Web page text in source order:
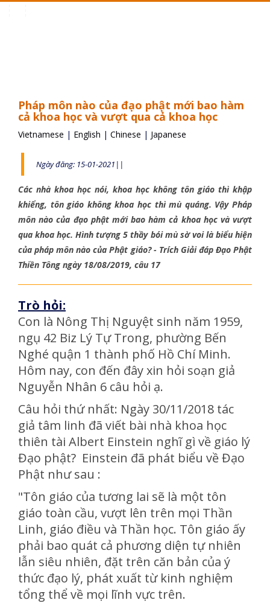
Pháp môn nào của đạo phật mới bao hàm
cả khoa học và vượt qua cả khoa học
Vietnamese | English | Chinese | Japanese
Ngày đăng: 15-01-2021||
Các nhà khoa học nói, khoa học không tôn giáo thì khập
khiểng, tôn giáo không khoa học thì mù quáng. Vậy Pháp
môn nào của đạo phật mới bao hàm cả khoa học và vượt
qua khoa học. Hình tượng 5 thầy bói mù sờ voi là biểu hiện
của pháp môn nào của Phật giáo? - Trích Giải đáp Đạo Phật
Thiền Tông ngày 18/08/2019, câu 17
Trò hỏi:
Con là Nông Thị Nguyệt sinh năm 1959,
ngụ 42 Biz Lý Tự Trong, phường Bến
Nghé quận 1 thành phố Hồ Chí Minh.
Hôm nay, con đến đây xin hỏi soạn giả
Nguyễn Nhân 6 câu hỏi ạ.
Câu hỏi thứ nhất: Ngày 30/11/2018 tác
giả tâm linh đã viết bài nhà khoa học
thiên tài Albert Einstein nghĩ gì về giáo lý
Đạo phật? Einstein đã phát biểu về Đạo
Phật như sau :
"Tôn giáo của tương lai sẽ là một tôn
giáo toàn cầu, vượt lên trên mọi Thần
Linh, giáo điều và Thần học. Tôn giáo ấy
phải bao quát cả phương diện tự nhiên
lẫn siêu nhiên, đặt trên căn bản của ý
thức đạo lý, phát xuất từ kinh nghiệm
tổng thể về mọi lĩnh vực trên.